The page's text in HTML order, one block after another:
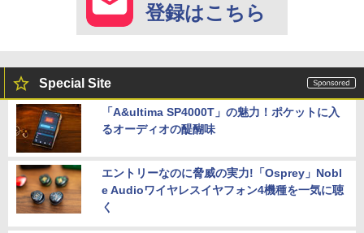
登録はこちら
Special Site
「A&ultima SP4000T」の魅力！ポケットに入
るオーディオの醍醐味
エントリーなのに脅威の実力!「Osprey」Nobl
e Audioワイヤレスイヤフォン4機種を一気に聴
く